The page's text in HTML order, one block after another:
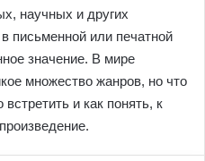
научных и других
письменной или печатной
значение. В мире
множество жанров, но что
и как понять, к